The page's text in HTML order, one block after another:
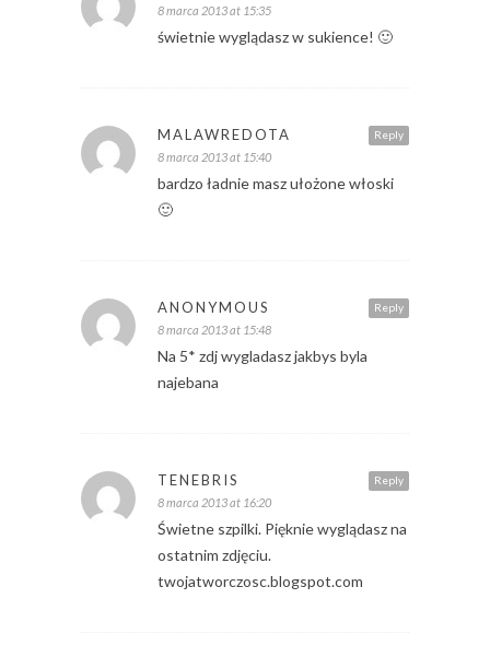
8 marca 2013 at 15:35
świetnie wyglądasz w sukience! 🙂
Reply
MALAWREDOTA
8 marca 2013 at 15:40
bardzo ładnie masz ułożone włoski
🙂
Reply
ANONYMOUS
8 marca 2013 at 15:48
Na 5* zdj wygladasz jakbys byla
najebana
Reply
TENEBRIS
8 marca 2013 at 16:20
Świetne szpilki. Pięknie wyglądasz na
ostatnim zdjęciu.
twojatworczosc.blogspot.com